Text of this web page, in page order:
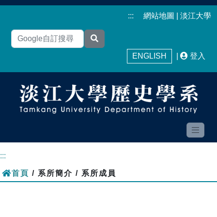
::: 網站地圖 淡江大學
ENGLISH 登入
:::
首頁 / 系所簡介 / 系所成員